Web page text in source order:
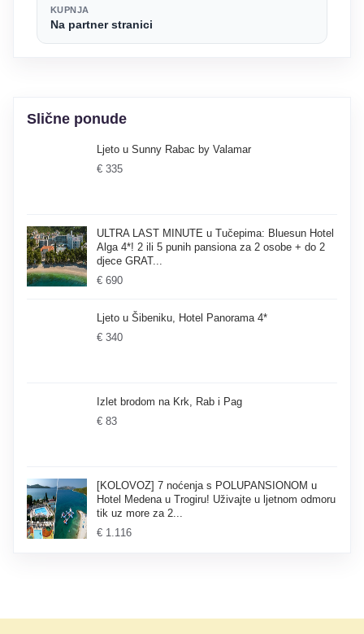
KUPNJA
Na partner stranici
Slične ponude
Ljeto u Sunny Rabac by Valamar
€ 335
ULTRA LAST MINUTE u Tučepima: Bluesun Hotel
Alga 4*! 2 ili 5 punih pansiona za 2 osobe + do 2
djece GRAT...
€ 690
Ljeto u Šibeniku, Hotel Panorama 4*
€ 340
Izlet brodom na Krk, Rab i Pag
€ 83
[KOLOVOZ] 7 noćenja s POLUPANSIONOM u
Hotel Medena u Trogiru! Uživajte u ljetnom odmoru
tik uz more za 2...
€ 1.116